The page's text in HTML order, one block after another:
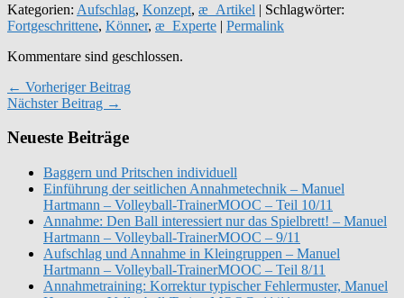
Kategorien: Aufschlag, Konzept, æ_Artikel | Schlagwörter:
Fortgeschrittene, Könner, æ_Experte | Permalink
Kommentare sind geschlossen.
← Vorheriger Beitrag
Nächster Beitrag →
Neueste Beiträge
Baggern und Pritschen individuell
Einführung der seitlichen Annahmetechnik – Manuel
Hartmann – Volleyball-TrainerMOOC – Teil 10/11
Annahme: Den Ball interessiert nur das Spielbrett! – Manuel
Hartmann – Volleyball-TrainerMOOC – 9/11
Aufschlag und Annahme in Kleingruppen – Manuel
Hartmann – Volleyball-TrainerMOOC – Teil 8/11
Annahmetraining: Korrektur typischer Fehlermuster, Manuel